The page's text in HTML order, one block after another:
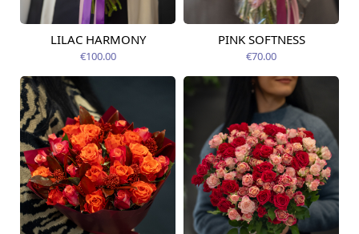
Pieejams šodien
LILAC HARMONY
€100.00
Pieejams šodien
PINK SOFTNESS
€70.00